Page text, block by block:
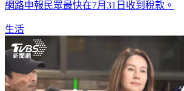
網路申報民眾最快在7月31日收到稅款。
生活